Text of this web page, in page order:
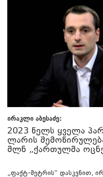
ირაკლი აბესაძე:
2023 წელს ყველა
ლარის
მლნ „ქართულმა
„ფაქტ-მეტრის“ დასკვნით,